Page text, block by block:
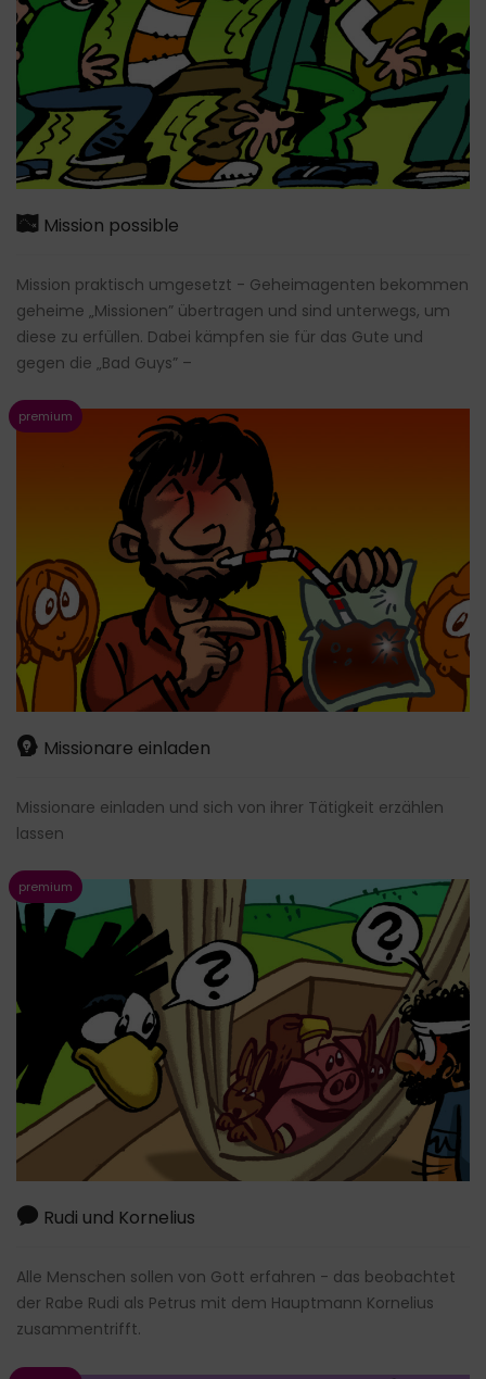
Mission possible
Mission praktisch umgesetzt - Geheimagenten bekommen
geheime „Missionen” übertragen und sind unterwegs, um
diese zu erfüllen. Dabei kämpfen sie für das Gute und
gegen die „Bad Guys” –
Missionare einladen
Missionare einladen und sich von ihrer Tätigkeit erzählen
lassen
Rudi und Kornelius
Alle Menschen sollen von Gott erfahren - das beobachtet
der Rabe Rudi als Petrus mit dem Hauptmann Kornelius
zusammentrifft.